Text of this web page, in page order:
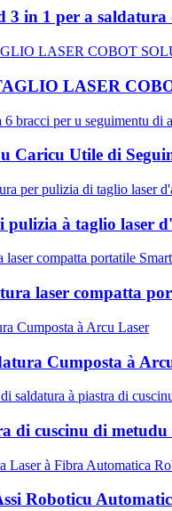
3 in 1 per a
LASER
Caricu Utile di
pulizia à taglio laser
laser compatta
Cumposta à
di cuscinu di
Roboticu